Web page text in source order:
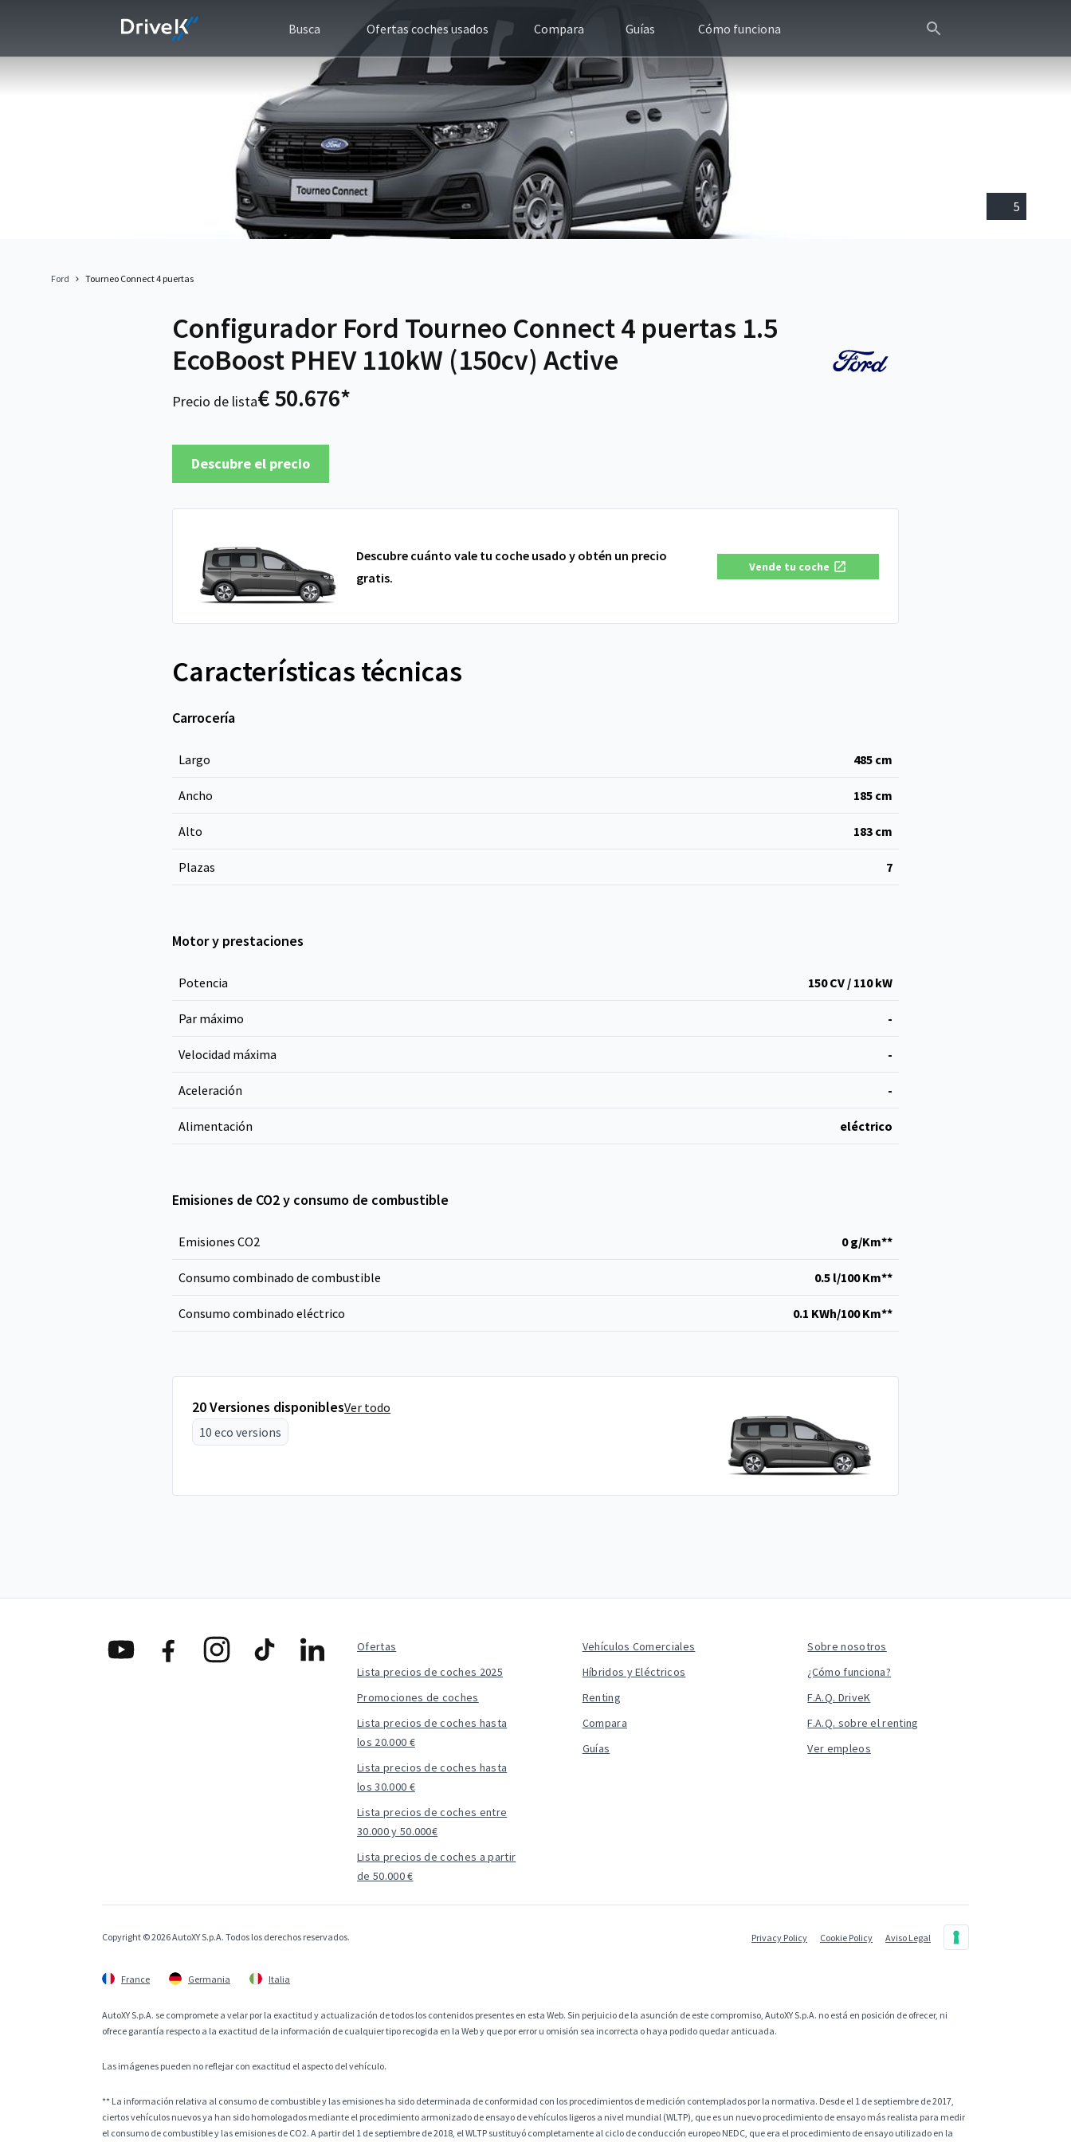
Busca Ofertas coches usados Compara Guías Cómo funciona
5
Ford Tourneo Connect 4 puertas
Configurador Ford Tourneo Connect 4 puertas 1.5
EcoBoost PHEV 110kW (150cv) Active
Precio de lista€ 50.676*
Descubre el precio
Descubre cuánto vale tu coche usado y obtén un precio
gratis.
Vende tu coche
Características técnicas
Carrocería
Largo 485 cm
Ancho 185 cm
Alto 183 cm
Plazas 7
Motor y prestaciones
Potencia 150 CV / 110 kW
Par máximo -
Velocidad máxima -
Aceleración -
Alimentación eléctrico
Emisiones de CO2 y consumo de combustible
Emisiones CO2 0 g/Km**
Consumo combinado de combustible 0.5 l/100 Km**
Consumo combinado eléctrico 0.1 KWh/100 Km**
20 Versiones disponiblesVer todo
10 eco versions
Ofertas
Lista precios de coches 2025
Promociones de coches
Lista precios de coches hasta
los 20.000 €
Lista precios de coches hasta
los 30.000 €
Lista precios de coches entre
30.000 y 50.000€
Lista precios de coches a partir
de 50.000 €
Vehículos Comerciales
Híbridos y Eléctricos
Renting
Compara
Guías
Sobre nosotros
¿Cómo funciona?
F.A.Q. DriveK
F.A.Q. sobre el renting
Ver empleos
Copyright © 2026 AutoXY S.p.A. Todos los derechos reservados. Privacy Policy Cookie Policy Aviso Legal
France Germania Italia
AutoXY S.p.A. se compromete a velar por la exactitud y actualización de todos los contenidos presentes en esta Web. Sin perjuicio de la asunción de este compromiso, AutoXY S.p.A. no está en posición de ofrecer, ni
ofrece garantía respecto a la exactitud de la información de cualquier tipo recogida en la Web y que por error u omisión sea incorrecta o haya podido quedar anticuada.
Las imágenes pueden no reflejar con exactitud el aspecto del vehículo.
** La información relativa al consumo de combustible y las emisiones ha sido determinada de conformidad con los procedimientos de medición contemplados por la normativa. Desde el 1 de septiembre de 2017,
ciertos vehículos nuevos ya han sido homologados mediante el procedimiento armonizado de ensayo de vehículos ligeros a nivel mundial (WLTP), que es un nuevo procedimiento de ensayo más realista para medir
el consumo de combustible y las emisiones de CO2. A partir del 1 de septiembre de 2018, el WLTP sustituyó completamente al ciclo de conducción europeo NEDC, que era el procedimiento de ensayo utilizado en la